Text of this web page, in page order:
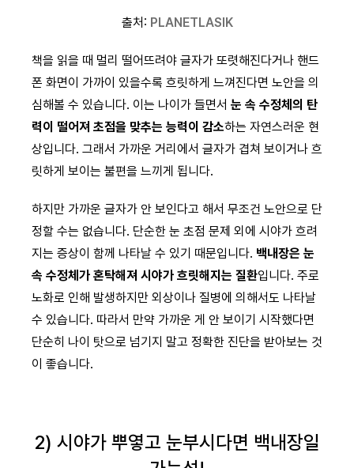
출처: PLANETLASIK
책을 읽을 때 멀리 떨어뜨려야 글자가 또렷해진다거나 핸드
폰 화면이 가까이 있을수록 흐릿하게 느껴진다면 노안을 의
심해볼 수 있습니다. 이는 나이가 들면서 눈 속 수정체의 탄
력이 떨어져 초점을 맞추는 능력이 감소하는 자연스러운 현
상입니다. 그래서 가까운 거리에서 글자가 겹쳐 보이거나 흐
릿하게 보이는 불편을 느끼게 됩니다.
하지만 가까운 글자가 안 보인다고 해서 무조건 노안으로 단
정할 수는 없습니다. 단순한 눈 초점 문제 외에 시야가 흐려
지는 증상이 함께 나타날 수 있기 때문입니다. 백내장은 눈
속 수정체가 혼탁해져 시야가 흐릿해지는 질환입니다. 주로
노화로 인해 발생하지만 외상이나 질병에 의해서도 나타날
수 있습니다. 따라서 만약 가까운 게 안 보이기 시작했다면
단순히 나이 탓으로 넘기지 말고 정확한 진단을 받아보는 것
이 좋습니다.
2) 시야가 뿌옇고 눈부시다면 백내장일